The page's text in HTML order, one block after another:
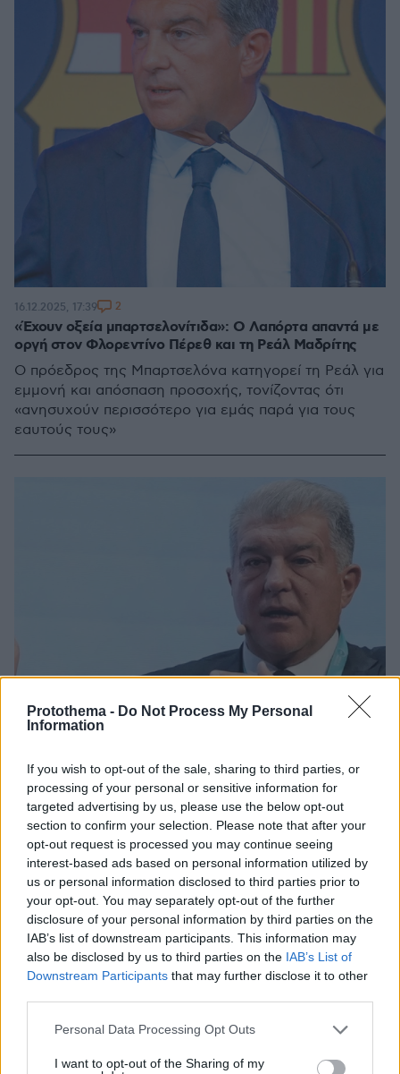
Protothema - Do Not Process My Personal
Information
If you wish to opt-out of the sale, sharing to third parties, or
processing of your personal or sensitive information for
targeted advertising by us, please use the below opt-out
section to confirm your selection. Please note that after your
opt-out request is processed you may continue seeing
interest-based ads based on personal information utilized by
us or personal information disclosed to third parties prior to
your opt-out. You may separately opt-out of the further
disclosure of your personal information by third parties on the
IAB’s list of downstream participants. This information may
also be disclosed by us to third parties on the IAB’s List of
Downstream Participants that may further disclose it to other
Please note that this website/app uses one or more Google
not limited to your visit or usage behaviour. You may click to
Personal Data Processing Opt Outs
I want to opt-out of the Sharing of my
«Έχουν οξεία μπαρτσελονίτιδα»: Ο Λαπόρτα απαντά με
οργή στον Φλορεντίνο Πέρεθ και τη Ρεάλ Μαδρίτης
Ο πρόεδρος της Μπαρτσελόνα κατηγορεί τη Ρεάλ για
εμμονή και απόσπαση προσοχής, τονίζοντας ότι
«ανησυχούν περισσότερο για εμάς παρά για τους
εαυτούς τους»
16.12.2025, 17:39 2
Λαπόρτα: «Δεν θα κατέβω στις επόμενες εκλογές, δεν
θέλω να γίνω Πούτιν ή Μαδούρο»
Ο ηγέτης του καταλανικού συλλόγου δε θα
διεκδικήσει εκ νέου την προεδρία το 2026
05.12.2025, 18:21 4